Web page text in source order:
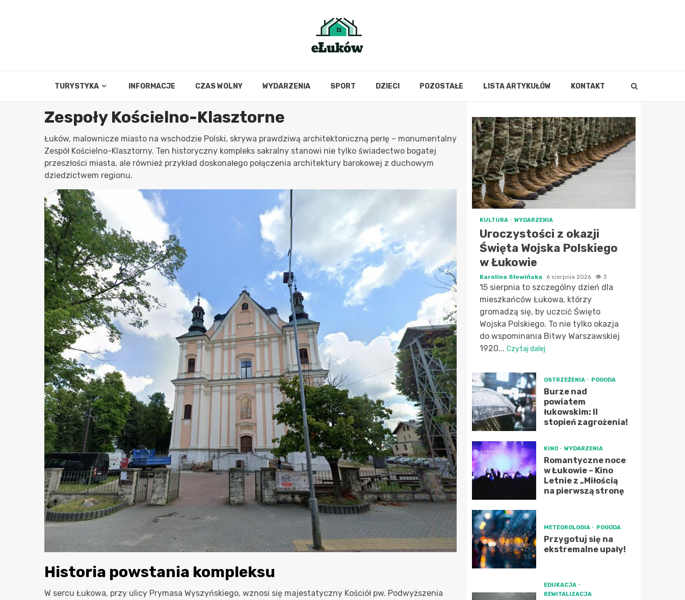
TURYSTYKA INFORMACJE CZAS WOLNY WYDARZENIA SPORT DZIECI POZOSTAŁE LISTA ARTYKUŁÓW KONTAKT
Zespoły Kościelno-Klasztorne
Łuków, malownicze miasto na wschodzie Polski, skrywa prawdziwą architektoniczną perłę – monumentalny
Zespół Kościelno-Klasztorny. Ten historyczny kompleks sakralny stanowi nie tylko świadectwo bogatej
przeszłości miasta, ale również przykład doskonałego połączenia architektury barokowej z duchowym
dziedzictwem regionu.
Historia powstania kompleksu
W sercu Łukowa, przy ulicy Prymasa Wyszyńskiego, wznosi się majestatyczny Kościół pw. Podwyższenia
KULTURA WYDARZENIA
Uroczystości z okazji
Święta Wojska Polskiego
w Łukowie
Karolina Słowińska 6 sierpnia 2026 3
15 sierpnia to szczególny dzień dla
mieszkańców Łukowa, którzy
gromadzą się, by uczcić Święto
Wojska Polskiego. To nie tylko okazja
do wspominania Bitwy Warszawskiej
1920... Czytaj dalej
OSTRZEŻENIA POGODA
Burze nad
powiatem
łukowskim: II
stopień zagrożenia!
KINO WYDARZENIA
Romantyczne noce
w Łukowie – Kino
Letnie z „Miłością
na pierwszą stronę
METEOROLOGIA POGODA
Przygotuj się na
ekstremalne upały!
EDUKACJA
REWITALIZACJA